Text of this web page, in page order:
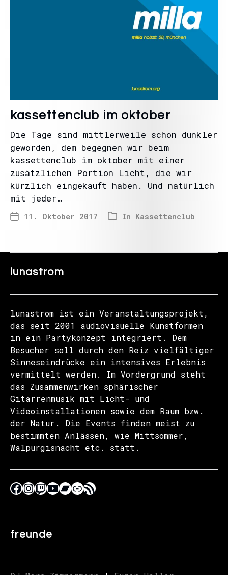
kassettenclub im oktober
Die Tage sind mittlerweile schon dunkler
geworden, dem begegnen wir beim
kassettenclub im oktober mit einer
zusätzlichen Portion Licht, die wir
kürzlich eingekauft haben. Und natürlich
mit jeder…
11. Oktober 2017 In Kassettenclub
lunastrom
lunastrom ist ein Veranstaltungsprojekt,
das seit 2001 audiovisuelle Kunstformen
in ein Partykonzept integriert. Dem
Besucher soll durch den Reiz vielfältiger
Sinneseindrücke ein intensives Erlebnis
vermittelt werden. Im Vordergrund steht
das Zusammenwirken sphärischer
Gitarrenmusik mit Licht- und
Videoinstallationen sowie dem Raum bzw.
der Natur. Die Events finden meist zu
bestimmten Anlässen, wie Mittsommer,
Walpurgisnacht etc. statt.
freunde